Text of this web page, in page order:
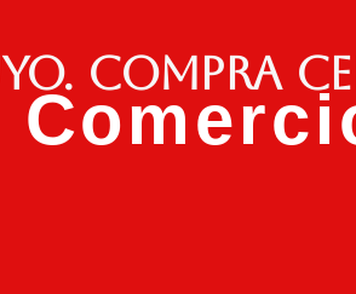
Compra